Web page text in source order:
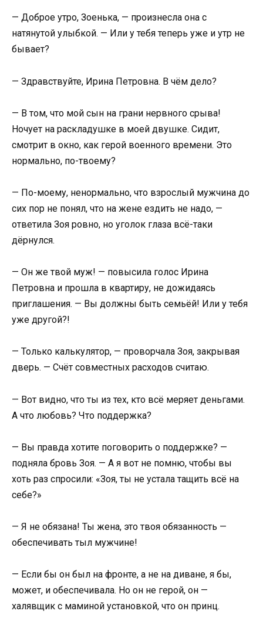
— Доброе утро, Зоенька, — произнесла она с
натянутой улыбкой. — Или у тебя теперь уже и утр не
бывает?
— Здравствуйте, Ирина Петровна. В чём дело?
— В том, что мой сын на грани нервного срыва!
Ночует на раскладушке в моей двушке. Сидит,
смотрит в окно, как герой военного времени. Это
нормально, по-твоему?
— По-моему, ненормально, что взрослый мужчина до
сих пор не понял, что на жене ездить не надо, —
ответила Зоя ровно, но уголок глаза всё-таки
дёрнулся.
— Он же твой муж! — повысила голос Ирина
Петровна и прошла в квартиру, не дожидаясь
приглашения. — Вы должны быть семьёй! Или у тебя
уже другой?!
— Только калькулятор, — проворчала Зоя, закрывая
дверь. — Счёт совместных расходов считаю.
— Вот видно, что ты из тех, кто всё меряет деньгами.
А что любовь? Что поддержка?
— Вы правда хотите поговорить о поддержке? —
подняла бровь Зоя. — А я вот не помню, чтобы вы
хоть раз спросили: «Зоя, ты не устала тащить всё на
себе?»
— Я не обязана! Ты жена, это твоя обязанность —
обеспечивать тыл мужчине!
— Если бы он был на фронте, а не на диване, я бы,
может, и обеспечивала. Но он не герой, он —
халявщик с маминой установкой, что он принц.